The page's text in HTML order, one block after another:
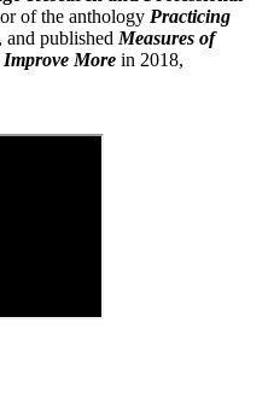
of the anthology Practicing
and published Measures of
Improve More in 2018,